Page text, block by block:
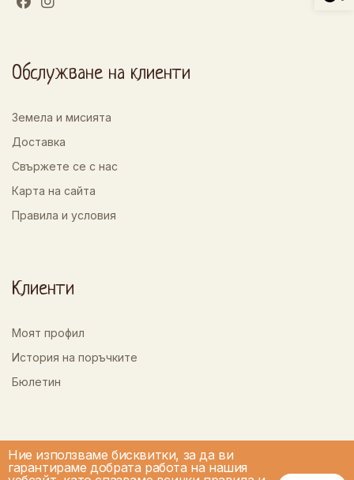
Ние използваме бисквитки, за да ви
гарантираме добрата работа на нашия
Обслужване на клиенти
Земела и мисията
Доставка
Свържете се с нас
Карта на сайта
Правила и условия
Клиенти
Моят профил
История на поръчките
Бюлетин